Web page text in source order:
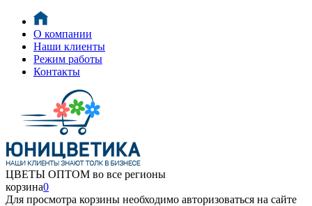
О компании
Наши клиенты
Режим работы
Контакты
ЦВЕТЫ ОПТОМ во все регионы
корзина0
Для просмотра корзины необходимо авторизоваться на сайте